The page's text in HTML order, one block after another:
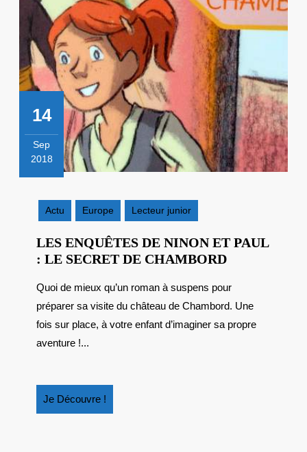
14
Sep
2018
2018
Actu
Europe Lecteur junior
LES ENQUÊTES DE NINON ET PAUL
: LE SECRET DE CHAMBORDLES
DE
NINON
ET
Quoi de mieux qu’un roman à suspens pour
préparer sa visite du château de Chambord. Une
fois sur place, à votre enfant d’imaginer sa propre
aventure !...
Je Découvre !
Découvre